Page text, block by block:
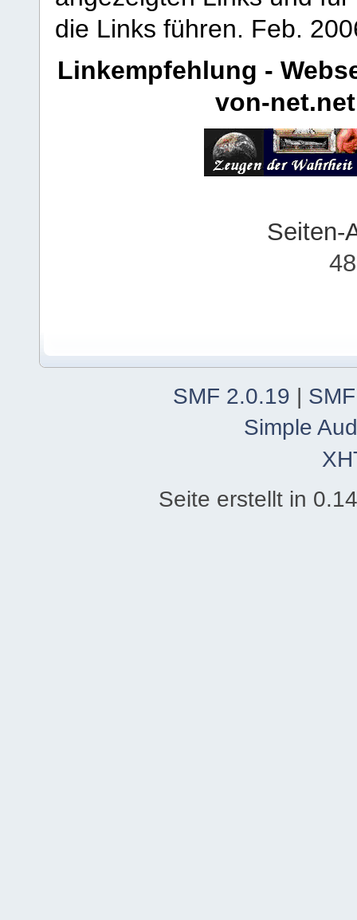
die Links führen. Feb.
Linkempfehlung -
von-net.net
Seiten-
SMF 2.0.19 |
Simple
Seite erstellt in